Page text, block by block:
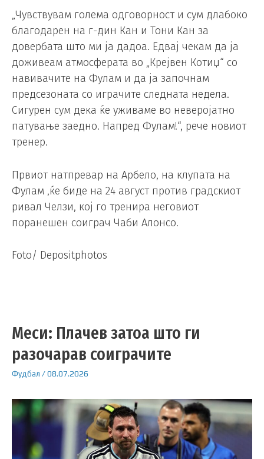
„Чувствувам голема одговорност и сум длабоко
благодарен на г-дин Кан и Тони Кан за
довербата што ми ја дадоа. Едвај чекам да ја
доживеам атмосферата во „Крејвен Котиџ“ со
навивачите на Фулам и да ја започнам
предсезоната со играчите следната недела.
Сигурен сум дека ќе уживаме во неверојатно
патување заедно. Напред Фулам!“, рече новиот
тренер.
Првиот натпревар на Арбело, на клупата на
Фулам ,ќе биде на 24 август против градскиот
ривал Челзи, кој го тренира неговиот
поранешен соиграч Чаби Алонсо.
Foto/ Depositphotos
Меси: Плачев затоа што ги
разочарав соиграчите
Фудбал /08.07.2026